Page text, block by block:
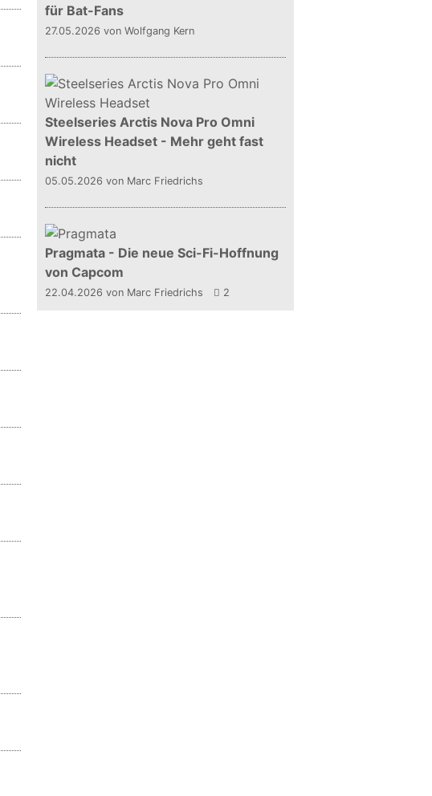
für Bat-Fans
27.05.2026 von Wolfgang Kern
Steelseries Arctis Nova Pro Omni
Wireless Headset - Mehr geht fast
nicht
05.05.2026 von Marc Friedrichs
Pragmata - Die neue Sci-Fi-Hoffnung
von Capcom
22.04.2026 von Marc Friedrichs 2